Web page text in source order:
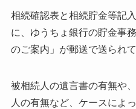
相続確認表と相続貯金等記
に、 ゆうちょ銀行の貯金事
のご案内」が郵送で送られて
被相続人の遺言書の有無や、
人の有無など、 ケースによ